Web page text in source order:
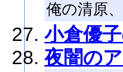
俺の清原
小倉優
夜闇の